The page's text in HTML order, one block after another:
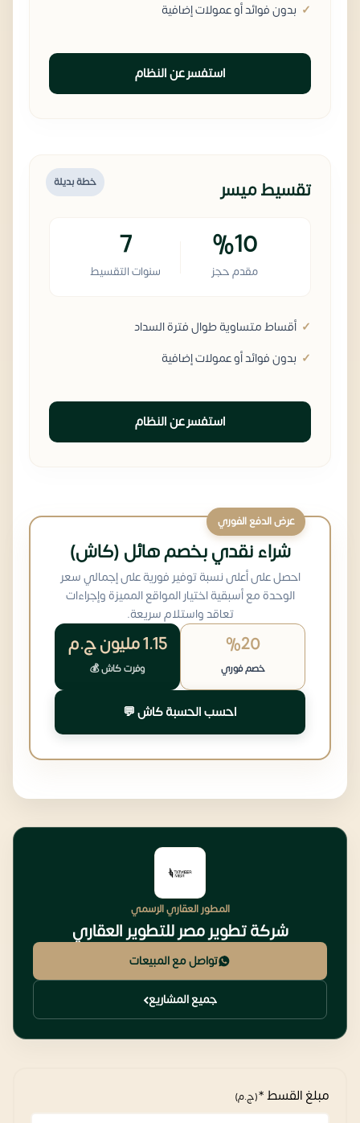
بدون فوائد أو عمولات إضافية
استفسر عن النظام
خطة بديلة تقسيط ميسر
%10
مقدم حجز
7
سنوات التقسيط
أقساط متساوية طوال فترة السداد
بدون فوائد أو عمولات إضافية
استفسر عن النظام
عرض الدفع الفوري
شراء نقدي بخصم هائل (كاش)
احصل على أعلى نسبة توفير فورية على إجمالي سعر
الوحدة مع أسبقية اختيار المواقع المميزة وإجراءات
تعاقد واستلام سريعة.
%20
خصم فوري
1.15 مليون ج.م
وفرت كاش 💰
احسب الحسبة كاش 💬
المطور العقاري الرسمي
شركة تطوير مصر للتطوير العقاري
تواصل مع المبيعات
جميع المشاريع
مبلغ القسط *(ج.م)